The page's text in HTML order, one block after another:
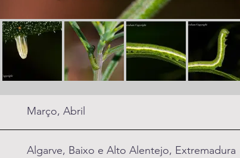
Março, Abril
Algarve, Baixo e Alto Alentejo, Extremadura